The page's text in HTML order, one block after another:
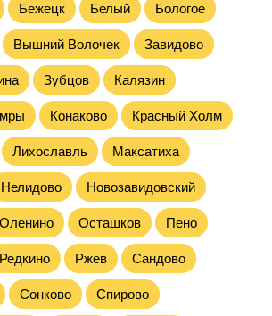
Бежецк Белый Бологое
Вышний Волочек Завидово
Зубцов Калязин
Конаково Красный Холм
Лихославль Максатиха
Нелидово Новозавидовский
Оленино Осташков Пено
Редкино Ржев Сандово
Сонково Спирово